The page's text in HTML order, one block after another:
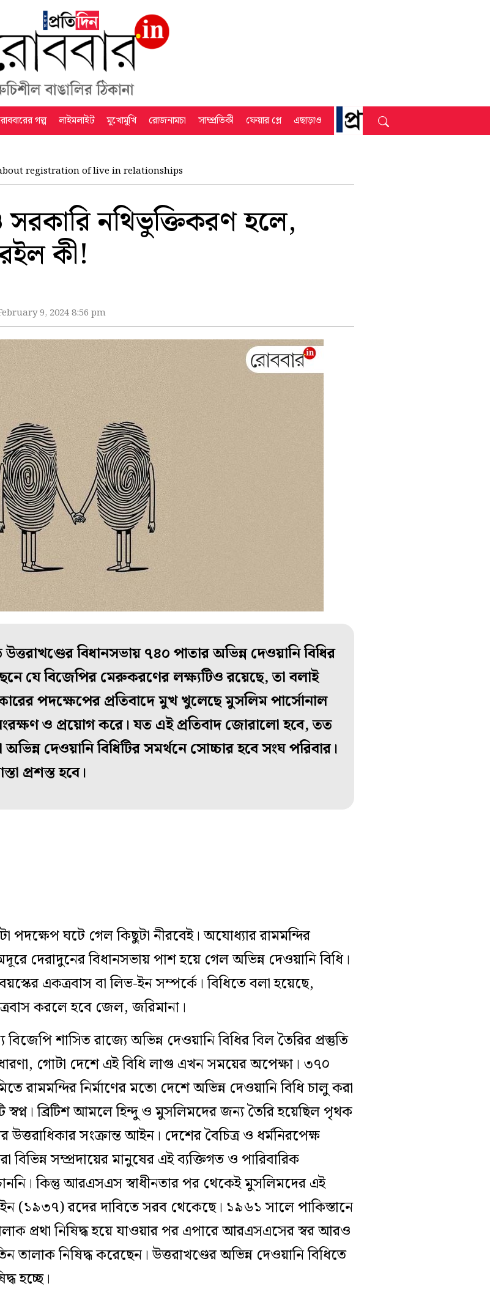
গল্প লাইমলাইট মুখোমুখি রোজনামচা সাম্প্রতিকী ফেয়ার প্লে এছাড়াও
registration of live in relationships
নথিভুক্তিকরণ হলে,
কী!
9, 2024 8:56 pm
বিধানসভায় ৭৪০ পাতার অভিন্ন দেওয়ানি বিধির
যে বিজেপির মেরুকরণের লক্ষ্যটিও রয়েছে, তা বলাই
পদক্ষেপের প্রতিবাদে মুখ খুলেছে মুসলিম পার্সোনাল
ও প্রয়োগ করে। যত এই প্রতিবাদ জোরালো হবে, তত
অভিন্ন দেওয়ানি বিধিটির সমর্থনে সোচ্চার হবে সংঘ পরিবার।
প্রশস্ত হবে।
ঘটে গেল কিছুটা নীরবেই। অযোধ্যার রামমন্দির
দেরাদুনের বিধানসভায় পাশ হয়ে গেল অভিন্ন দেওয়ানি বিধি।
একত্রবাস বা লিভ-ইন সম্পর্কে। বিধিতে বলা হয়েছে,
করলে হবে জেল, জরিমানা।
শাসিত রাজ্যে অভিন্ন দেওয়ানি বিধির বিল তৈরির প্রস্তুতি
গোটা দেশে এই বিধি লাগু এখন সময়ের অপেক্ষা। ৩৭০
রামমন্দির নির্মাণের মতো দেশে অভিন্ন দেওয়ানি বিধি চালু করা
ব্রিটিশ আমলে হিন্দু ও মুসলিমদের জন্য তৈরি হয়েছিল পৃথক
উত্তরাধিকার সংক্রান্ত আইন। দেশের বৈচিত্র ও ধর্মনিরপেক্ষ
বিভিন্ন সম্প্রদায়ের মানুষের এই ব্যক্তিগত ও পারিবারিক
চাননি। কিন্তু আরএসএস স্বাধীনতার পর থেকেই মুসলিমদের এই
(১৯৩৭) রদের দাবিতে সরব থেকেছে। ১৯৬১ সালে পাকিস্তানে
প্রথা নিষিদ্ধ হয়ে যাওয়ার পর এপারে আরএসএসের স্বর আরও
তালাক নিষিদ্ধ করেছেন। উত্তরাখণ্ডের অভিন্ন দেওয়ানি বিধিতে
হচ্ছে।